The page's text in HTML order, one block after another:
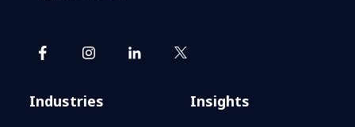
Industries
Insights